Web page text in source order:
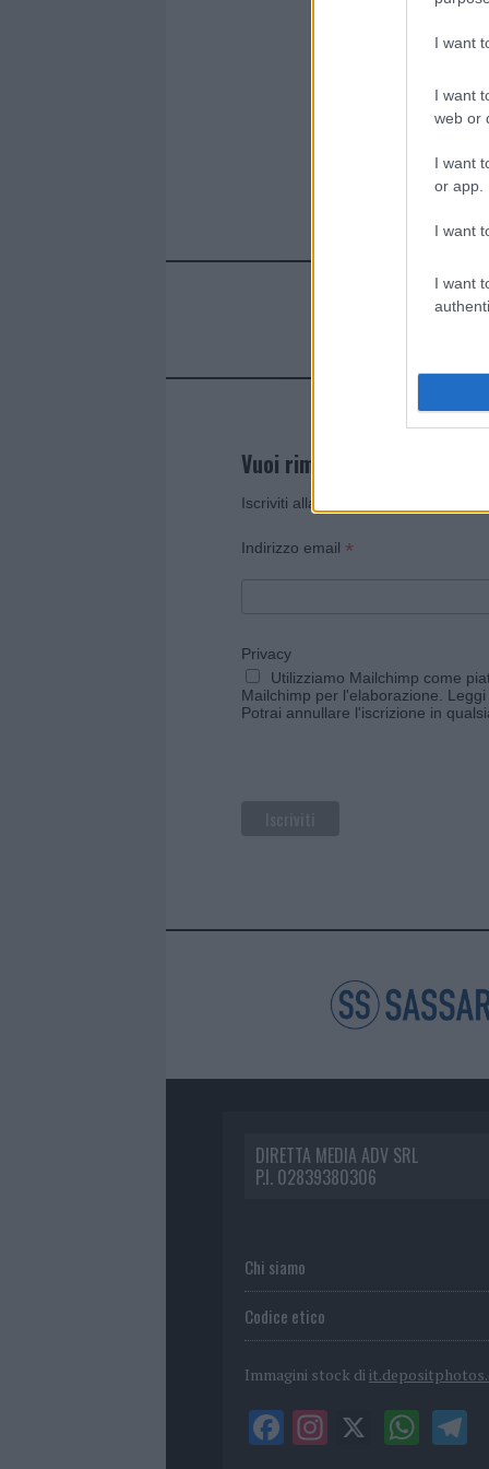
I want
I want
web or
I want
or app.
I want
I want
Vuoi rimanere sempre
Iscriviti alla newsletter di Gallura
Indirizzo email *
Privacy
Utilizziamo Mailchimp come
Mailchimp per l'elaborazione.
Potrai annullare l'iscrizione in
DIRETTA MEDIA ADV SRL
P.I. 02839380306
Chi siamo
Codice etico
Immagini stock di